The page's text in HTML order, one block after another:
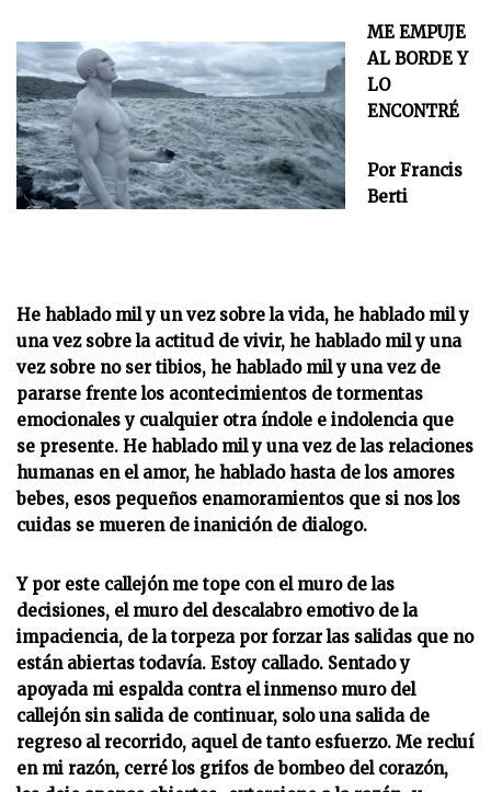
ME EMPUJE
AL BORDE Y
LO
ENCONTRÉ
Por Francis
Berti
He hablado mil y un vez sobre la vida, he hablado mil y
una vez sobre la actitud de vivir, he hablado mil y una
vez sobre no ser tibios, he hablado mil y una vez de
pararse frente los acontecimientos de tormentas
emocionales y cualquier otra índole e indolencia que
se presente. He hablado mil y una vez de las relaciones
humanas en el amor, he hablado hasta de los amores
bebes, esos pequeños enamoramientos que si nos los
cuidas se mueren de inanición de dialogo.
Y por este callejón me tope con el muro de las
decisiones, el muro del descalabro emotivo de la
impaciencia, de la torpeza por forzar las salidas que no
están abiertas todavía. Estoy callado. Sentado y
apoyada mi espalda contra el inmenso muro del
callejón sin salida de continuar, solo una salida de
regreso al recorrido, aquel de tanto esfuerzo. Me recluí
en mi razón, cerré los grifos de bombeo del corazón,